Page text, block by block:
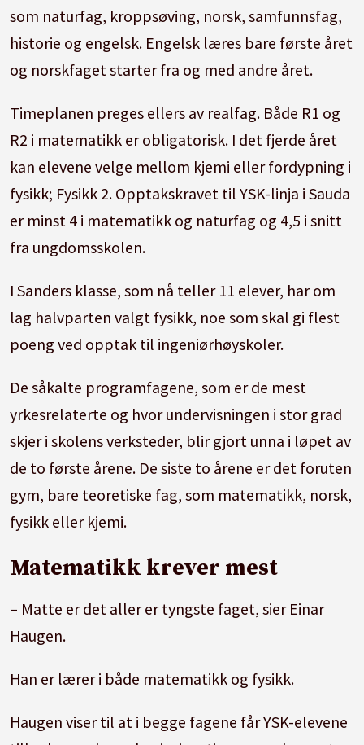
som naturfag, kroppsøving, norsk, samfunnsfag,
historie og engelsk. Engelsk læres bare første året
og norskfaget starter fra og med andre året.
Timeplanen preges ellers av realfag. Både R1 og
R2 i matematikk er obligatorisk. I det fjerde året
kan elevene velge mellom kjemi eller fordypning i
fysikk; Fysikk 2. Opptakskravet til YSK-linja i Sauda
er minst 4 i matematikk og naturfag og 4,5 i snitt
fra ungdomsskolen.
I Sanders klasse, som nå teller 11 elever, har om
lag halvparten valgt fysikk, noe som skal gi flest
poeng ved opptak til ingeniørhøyskoler.
De såkalte programfagene, som er de mest
yrkesrelaterte og hvor undervisningen i stor grad
skjer i skolens verksteder, blir gjort unna i løpet av
de to første årene. De siste to årene er det foruten
gym, bare teoretiske fag, som matematikk, norsk,
fysikk eller kjemi.
Matematikk krever mest
– Matte er det aller er tyngste faget, sier Einar
Haugen.
Han er lærer i både matematikk og fysikk.
Haugen viser til at i begge fagene får YSK-elevene